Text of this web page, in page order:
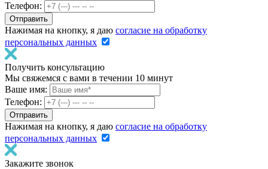
Телефон:
Нажимая на кнопку, я даю согласие на обработку
персональных данных
Получить консультацию
Мы свяжемся с вами в течении 10 минут
Ваше имя:
Телефон:
Нажимая на кнопку, я даю согласие на обработку
персональных данных
Закажите звонок